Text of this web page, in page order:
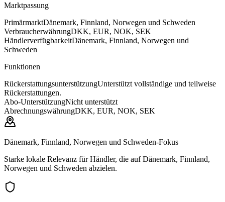
Marktpassung
PrimärmarktDänemark, Finnland, Norwegen und Schweden
VerbraucherwährungDKK, EUR, NOK, SEK
HändlerverfügbarkeitDänemark, Finnland, Norwegen und
Schweden
Funktionen
RückerstattungsunterstützungUnterstützt vollständige und teilweise
Rückerstattungen.
Abo-UnterstützungNicht unterstützt
AbrechnungswährungDKK, EUR, NOK, SEK
Dänemark, Finnland, Norwegen und Schweden-Fokus
Starke lokale Relevanz für Händler, die auf Dänemark, Finnland,
Norwegen und Schweden abzielen.